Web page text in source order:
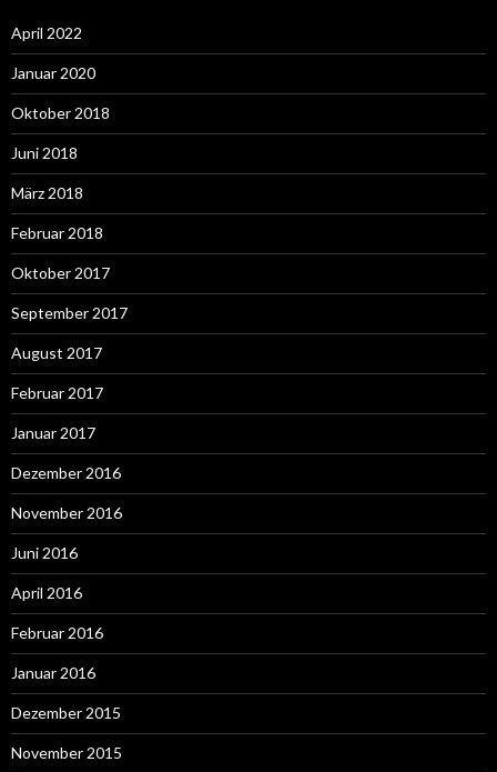
April 2022
Januar 2020
Oktober 2018
Juni 2018
März 2018
Februar 2018
Oktober 2017
September 2017
August 2017
Februar 2017
Januar 2017
Dezember 2016
November 2016
Juni 2016
April 2016
Februar 2016
Januar 2016
Dezember 2015
November 2015